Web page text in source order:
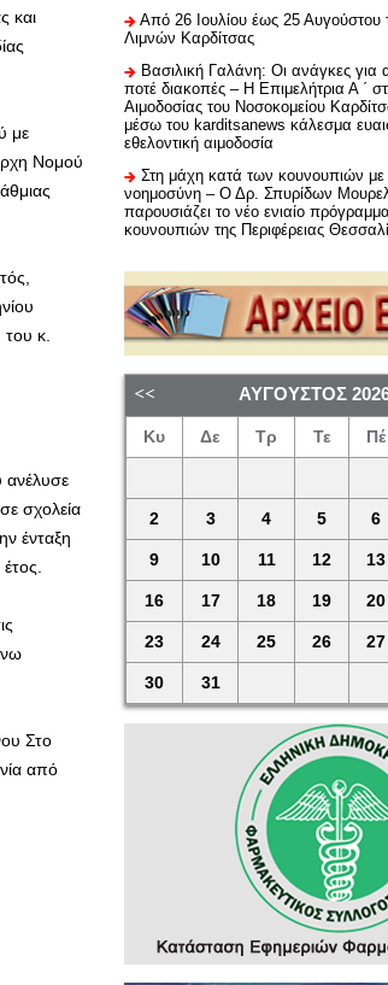
και
με
Νομού
κ.
ανέλυσε
σχολεία
ένταξη
Στο
από
Από 26 Ιουλίου έως 25 Αυγούστου
Λιμνών Καρδίτσας
Βασιλική Γαλάνη: Οι ανάγκες για
ποτέ διακοπές – Η Επιμελήτρια Α ΄
Αιμοδοσίας του Νοσοκομείου
μέσω του karditsanews κάλεσμα
εθελοντική αιμοδοσία
Στη μάχη κατά των κουνουπιών με
νοημοσύνη – Ο Δρ. Σπυρίδων
παρουσιάζει το νέο ενιαίο
κουνουπιών της Περιφέρειας
ΑΎΓΟΥΣΤΟΣ
Κυ Δε Τρ Τε Πέ
2 3 4 5 6
9 10 11 12 13
16 17 18 19 20
23 24 25 26 27
30 31